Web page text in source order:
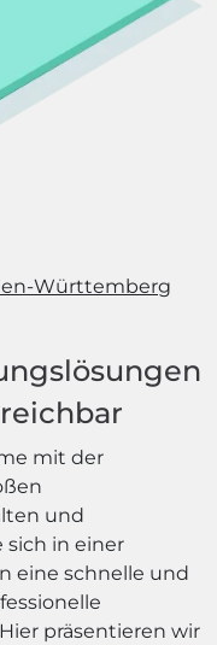
Württemberg
mit der
und
sich in einer
eine schnelle und
präsentieren wir